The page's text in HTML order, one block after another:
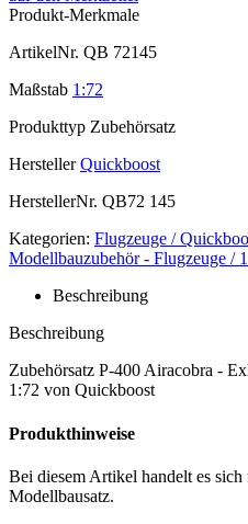
Produkt-Merkmale
ArtikelNr. QB 72145
Maßstab 1:72
Produkttyp Zubehörsatz
Hersteller Quickboost
HerstellerNr. QB72 145
Kategorien: Flugzeuge /
Modellbauzubehör - Flugzeuge /
Beschreibung
Beschreibung
Zubehörsatz P-400 Airacobra -
1:72 von Quickboost
Produkthinweise
Bei diesem Artikel handelt es
Modellbausatz.